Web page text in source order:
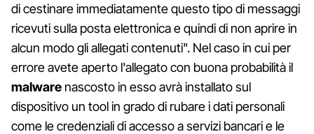
di cestinare immediatamente questo tipo di messaggi
ricevuti sulla posta elettronica e quindi di non aprire in
alcun modo gli allegati contenuti". Nel caso in cui per
errore avete aperto l'allegato con buona probabilità il
malware nascosto in esso avrà installato sul
dispositivo un tool in grado di rubare i dati personali
come le credenziali di accesso a servizi bancari e le